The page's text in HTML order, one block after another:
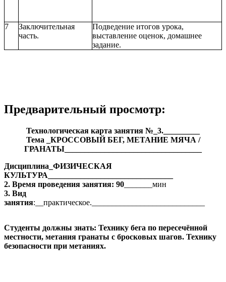
7
Заключительная
часть.
Подведение итогов урока,
выставление оценок, домашнее
задание.
Предварительный просмотр:
Технологическая карта занятия №_3._________
Тема _КРОССОВЫЙ БЕГ, МЕТАНИЕ МЯЧА /
ГРАНАТЫ__________________________________
Дисциплина_ФИЗИЧЕСКАЯ
КУЛЬТУРА_______________________________
2. Время проведения занятия: 90 _______мин
3. Вид
занятия:__практическое.____________________________
Студенты должны знать: Технику бега по пересечённой
местности, метания гранаты с бросковых шагов. Технику
безопасности при метаниях.